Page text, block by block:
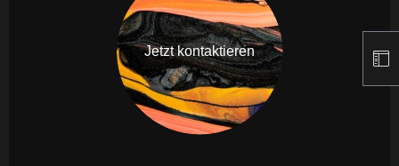
Jetzt kontaktieren